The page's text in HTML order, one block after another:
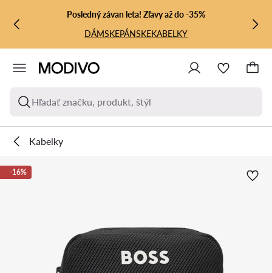
PREJSŤ NA HLAVNÝ OBSAH
PREJSŤ NA VYHĽADÁVANIE
Posledný závan leta! Zľavy až do -35%
DÁMSKEPÁNSKEKABELKY
Hľadať značku, produkt, štýl
Kabelky
-16%